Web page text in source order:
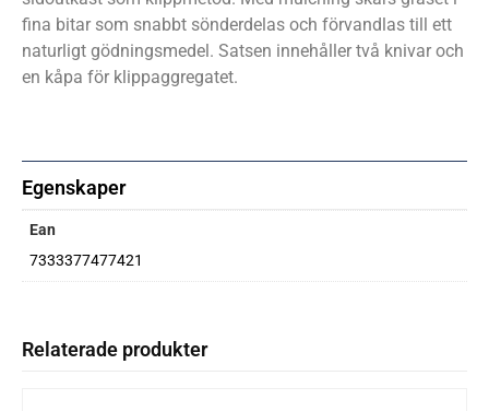
fina bitar som snabbt sönderdelas och förvandlas till ett
naturligt gödningsmedel. Satsen innehåller två knivar och
en kåpa för klippaggregatet.
Egenskaper
Ean
7333377477421
Relaterade produkter